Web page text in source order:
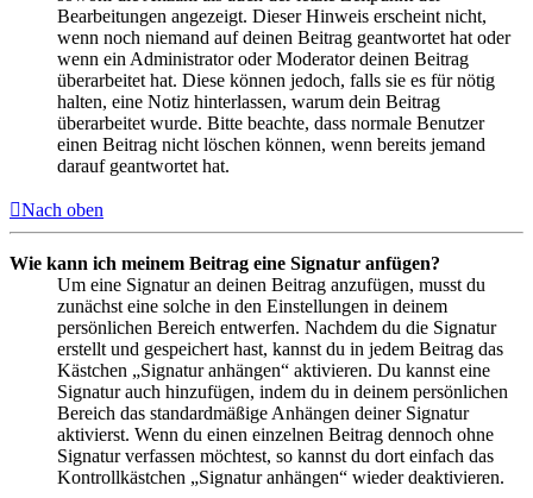
Bearbeitungen angezeigt. Dieser Hinweis erscheint nicht,
wenn noch niemand auf deinen Beitrag geantwortet hat oder
wenn ein Administrator oder Moderator deinen Beitrag
überarbeitet hat. Diese können jedoch, falls sie es für nötig
halten, eine Notiz hinterlassen, warum dein Beitrag
überarbeitet wurde. Bitte beachte, dass normale Benutzer
einen Beitrag nicht löschen können, wenn bereits jemand
darauf geantwortet hat.
Nach oben
Wie kann ich meinem Beitrag eine Signatur anfügen?
Um eine Signatur an deinen Beitrag anzufügen, musst du
zunächst eine solche in den Einstellungen in deinem
persönlichen Bereich entwerfen. Nachdem du die Signatur
erstellt und gespeichert hast, kannst du in jedem Beitrag das
Kästchen „Signatur anhängen“ aktivieren. Du kannst eine
Signatur auch hinzufügen, indem du in deinem persönlichen
Bereich das standardmäßige Anhängen deiner Signatur
aktivierst. Wenn du einen einzelnen Beitrag dennoch ohne
Signatur verfassen möchtest, so kannst du dort einfach das
Kontrollkästchen „Signatur anhängen“ wieder deaktivieren.